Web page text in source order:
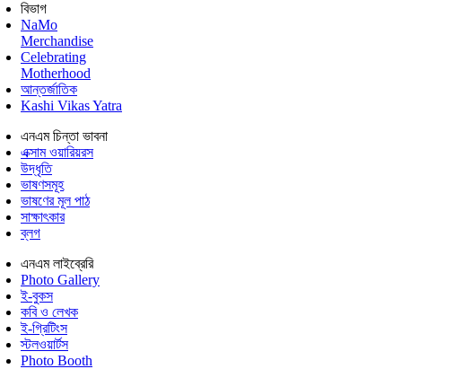
বিভাগ
NaMo
Merchandise
Celebrating
Motherhood
আন্তর্জাতিক
Kashi Vikas Yatra
এনএম চিন্তা ভাবনা
এক্সাম ওয়ারিয়রস
উদ্ধৃতি
ভাষণসমূহ
ভাষণের মূল পাঠ
সাক্ষাৎকার
ব্লগ
এনএম লাইব্রেরি
Photo Gallery
ই-বুকস
কবি ও লেখক
ই-গ্রিটিংস
স্টলওয়ার্টস
Photo Booth